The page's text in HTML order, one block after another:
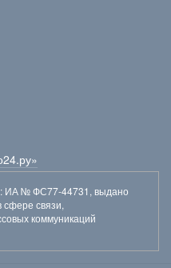
: ИА № ФС77-44731, выдано
связи,
коммуникаций